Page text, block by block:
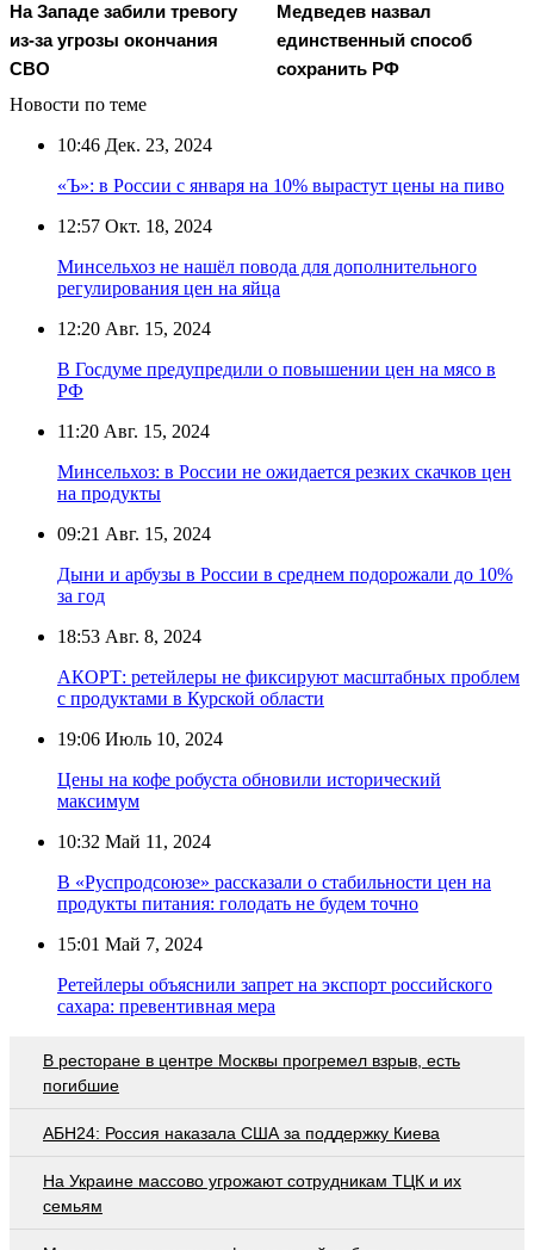
На Западе забили тревогу
из-за угрозы окончания
СВО
Медведев назвал
единственный способ
сохранить РФ
Новости по теме
10:46 Дек. 23, 2024
«Ъ»: в России с января на 10% вырастут цены на пиво
12:57 Окт. 18, 2024
Минсельхоз не нашёл повода для дополнительного
регулирования цен на яйца
12:20 Авг. 15, 2024
В Госдуме предупредили о повышении цен на мясо в
РФ
11:20 Авг. 15, 2024
Минсельхоз: в России не ожидается резких скачков цен
на продукты
09:21 Авг. 15, 2024
Дыни и арбузы в России в среднем подорожали до 10%
за год
18:53 Авг. 8, 2024
АКОРТ: ретейлеры не фиксируют масштабных проблем
с продуктами в Курской области
19:06 Июль 10, 2024
Цены на кофе робуста обновили исторический
максимум
10:32 Май 11, 2024
В «Руспродсоюзе» рассказали о стабильности цен на
продукты питания: голодать не будем точно
15:01 Май 7, 2024
Ретейлеры объяснили запрет на экспорт российского
сахара: превентивная мера
В ресторане в центре Москвы прогремел взрыв, есть
погибшие
АБН24: Россия наказала США за поддержку Киева
На Украине массово угрожают сотрудникам ТЦК и их
семьям